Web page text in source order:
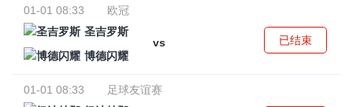
01-01 08:33
欧冠
圣吉罗斯
vs
博德闪耀
已结束
01-01 08:33
足球友谊赛